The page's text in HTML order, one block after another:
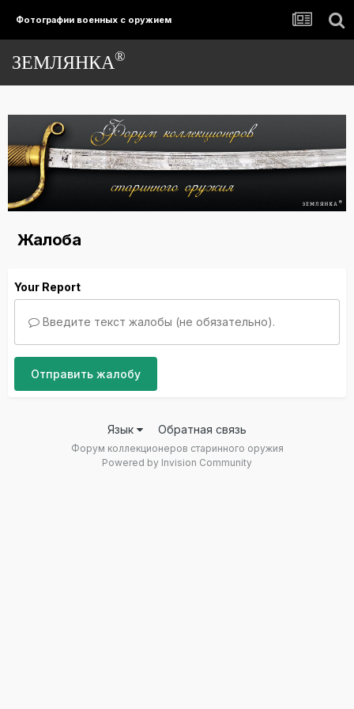
Фотографии военных с оружием
ЗЕМЛЯНКА®
Жалоба
Your Report
Введите текст жалобы (не обязательно).
Отправить жалобу
Язык Обратная связь
Форум коллекционеров старинного оружия
Powered by Invision Community